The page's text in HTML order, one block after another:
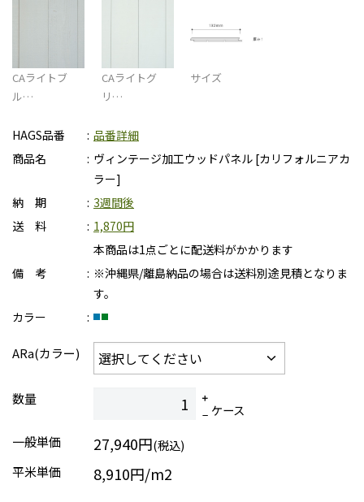
CAライトブ
ル…
CAライトグ
リ…
サイズ
HAGS品番
品番詳細
商品名
ヴィンテージ加工ウッドパネル [カリフォルニアカ
ラー]
納 期
3週間後
送 料
1,870円
本商品は1点ごとに配送料がかかります
備 考
※沖縄県/離島納品の場合は送料別途見積となりま
す。
カラー
ARa(カラー)
数量
ケース
一般単価
27,940円(税込)
平米単価
8,910円/m2